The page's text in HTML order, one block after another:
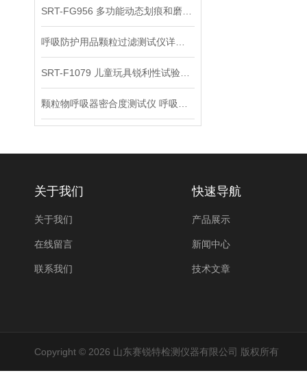
关于我们
关于我们
在线留言
联系我们
快速导航
产品展示
新闻中心
技术文章
Copyright © 2026 山东赛锐特检测仪器有限公司 版权所有